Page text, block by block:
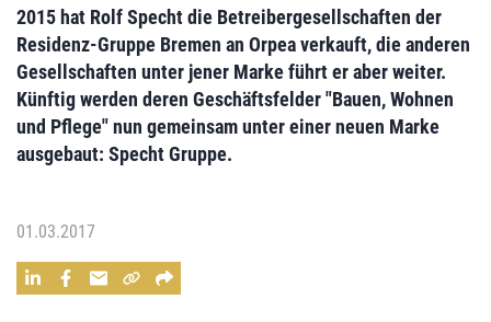
2015 hat Rolf Spechtdie Betreibergesellschaften der
Residenz-Gruppe Bremen an Orpeaverkauft, die anderen
Gesellschaften unter jener Marke führt er aber weiter.
Künftig werden deren Geschäftsfelder "Bauen, Wohnen
und Pflege"nun gemeinsam unter einerneuen Marke
ausgebaut: Specht Gruppe.
01.03.2017